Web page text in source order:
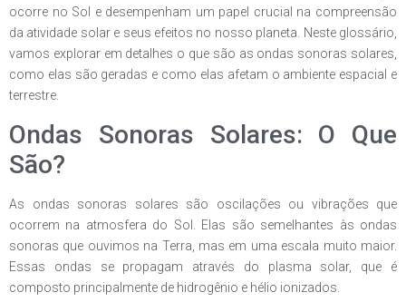
ocorre no Sol e desempenham um papel crucial na compreensão
da atividade solar e seus efeitos no nosso planeta. Neste glossário,
vamos explorar em detalhes o que são as ondas sonoras solares,
como elas são geradas e como elas afetam o ambiente espacial e
terrestre.
Ondas Sonoras Solares: O Que
São?
As ondas sonoras solares são oscilações ou vibrações que
ocorrem na atmosfera do Sol. Elas são semelhantes às ondas
sonoras que ouvimos na Terra, mas em uma escala muito maior.
Essas ondas se propagam através do plasma solar, que é
composto principalmente de hidrogênio e hélio ionizados.